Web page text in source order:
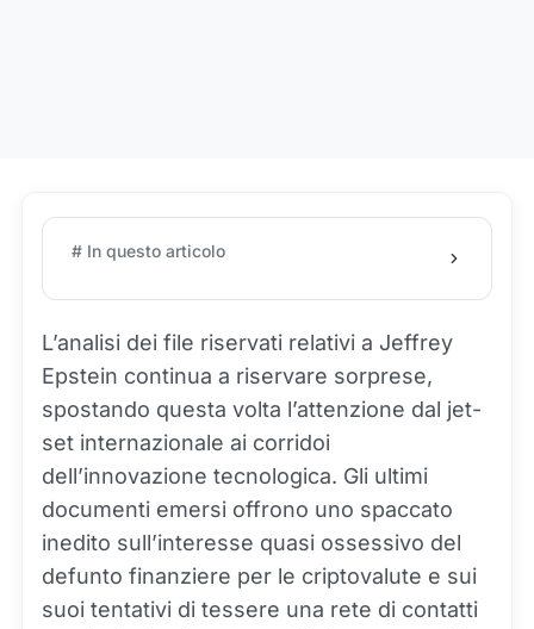
# In questo articolo
L’analisi dei file riservati relativi a Jeffrey
Epstein continua a riservare sorprese,
spostando questa volta l’attenzione dal jet-
set internazionale ai corridoi
dell’innovazione tecnologica. Gli ultimi
documenti emersi offrono uno spaccato
inedito sull’interesse quasi ossessivo del
defunto finanziere per le criptovalute e sui
suoi tentativi di tessere una rete di contatti